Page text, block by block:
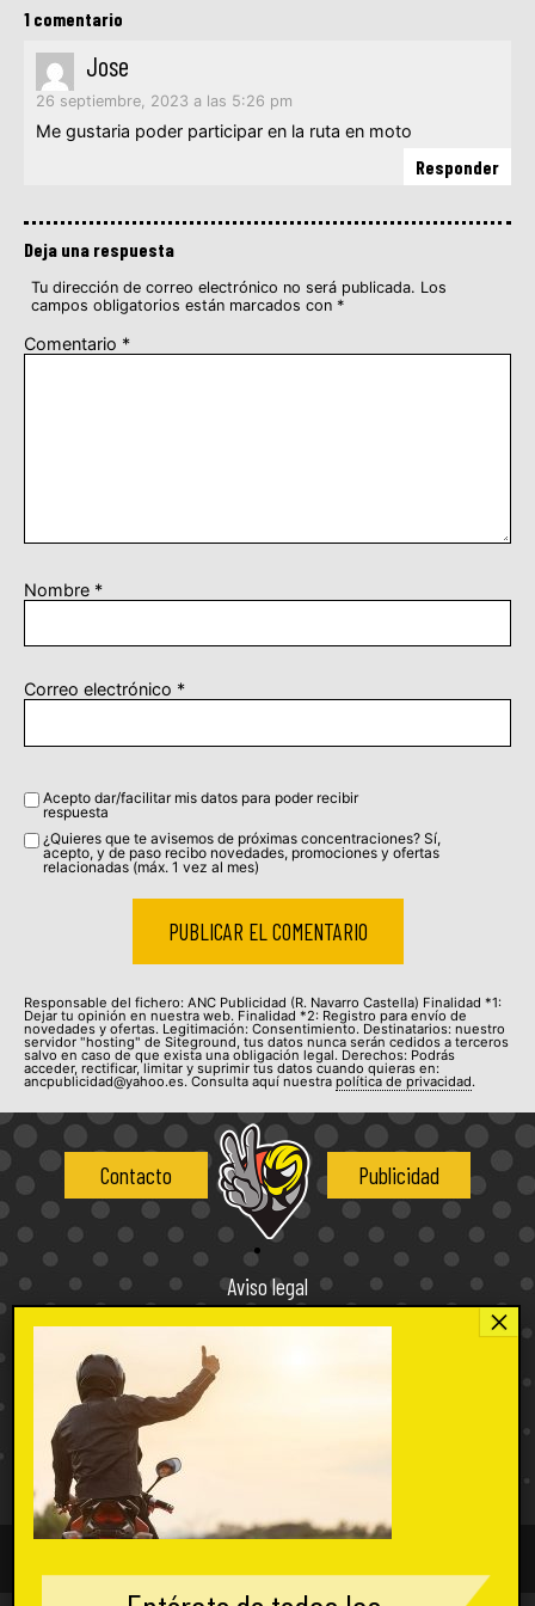
1 comentario
Jose
26 septiembre, 2023 a las 5:26 pm
Me gustaria poder participar en la ruta en moto
Responder
Deja una respuesta
Tu dirección de correo electrónico no será publicada. Los
campos obligatorios están marcados con *
Comentario *
Nombre *
Correo electrónico *
Acepto dar/facilitar mis datos para poder recibir
respuesta
¿Quieres que te avisemos de próximas concentraciones? Sí,
acepto, y de paso recibo novedades, promociones y ofertas
relacionadas (máx. 1 vez al mes)
Responsable del fichero: ANC Publicidad (R. Navarro Castella) Finalidad *1:
Dejar tu opinión en nuestra web. Finalidad *2: Registro para envío de
novedades y ofertas. Legitimación: Consentimiento. Destinatarios: nuestro
servidor "hosting" de Siteground, tus datos nunca serán cedidos a terceros
salvo en caso de que exista una obligación legal. Derechos: Podrás
acceder, rectificar, limitar y suprimir tus datos cuando quieras en:
ancpublicidad@yahoo.es. Consulta aquí nuestra política de privacidad.
Contacto Publicidad
Aviso legal
Política de privacidad
Política de cookies
Condiciones de uso
Condiciones de compra
2026 concentacionesdemotos.com, tu web de concentraciones moteras